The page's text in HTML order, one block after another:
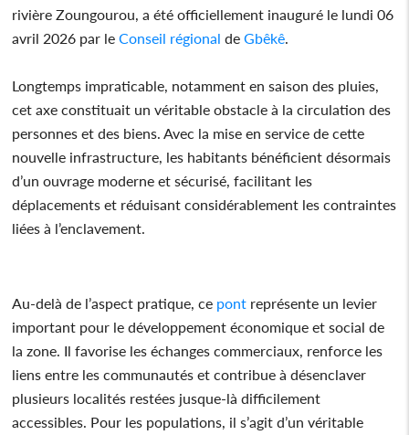
rivière Zoungourou, a été officiellement inauguré le lundi 06
avril 2026 par le Conseil régional deGbêkê
Longtemps impraticable, notamment en saison des pluies,
cet axe constituait un véritable obstacle à la circulation des
personnes et des biens. Avec la mise en service de cette
nouvelle infrastructure, les habitants bénéficient désormais
d’un ouvrage moderne et sécurisé, facilitant les
déplacements et réduisant considérablement les contraintes
liées à l’enclavement.
Au-delà de l’aspect pratique, ce pont représente un levier
important pour le développement économique et social de
la zone. Il favorise les échanges commerciaux, renforce les
liens entre les communautés et contribue à désenclaver
plusieurs localités restées jusque-là difficilement
accessibles. Pour les populations, il s’agit d’un véritable